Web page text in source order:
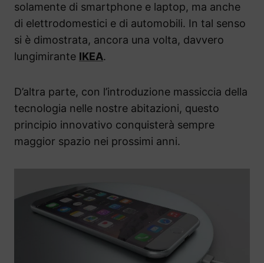
solamente di smartphone e laptop, ma anche
di elettrodomestici e di automobili. In tal senso
si è dimostrata, ancora una volta, davvero
lungimirante IKEA.
D’altra parte, con l’introduzione massiccia della
tecnologia nelle nostre abitazioni, questo
principio innovativo conquisterà sempre
maggior spazio nei prossimi anni.